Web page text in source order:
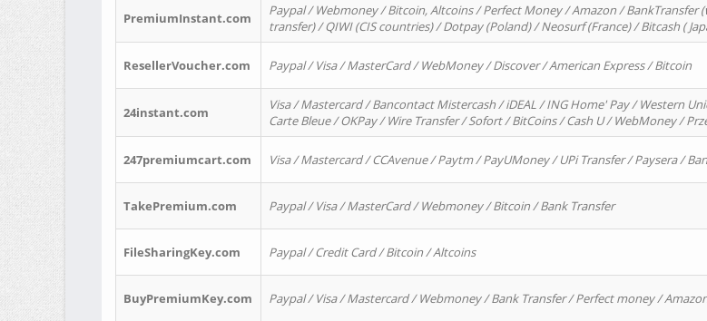
PremiumInstant.com
Paypal / Webmoney / Bitcoin, Altcoins / Perfect Money / Amazon / BankTransfer
transfer) / QIWI (CIS countries) / Dotpay (Poland) / Neosurf (France) / Bitcash (
ResellerVoucher.com Paypal / Visa / MasterCard / WebMoney / Discover / American Express / Bitcoin
24instant.com
Visa / Mastercard / Bancontact Mistercash / iDEAL / ING Home' Pay / Western
Carte Bleue / OKPay / Wire Transfer / Sofort / BitCoins / Cash U / WebMoney /
247premiumcart.com Visa / Mastercard / CCAvenue / Paytm / PayUMoney / UPi Transfer / Paysera /
TakePremium.com Paypal / Visa / MasterCard / Webmoney / Bitcoin / Bank Transfer
FileSharingKey.com Paypal / Credit Card / Bitcoin / Altcoins
BuyPremiumKey.com Paypal / Visa / Mastercard / Webmoney / Bank Transfer / Perfect money /